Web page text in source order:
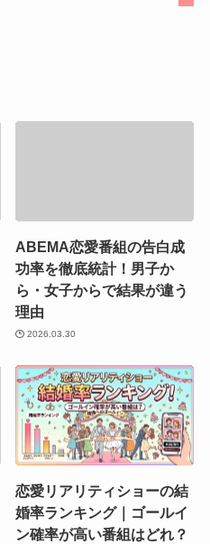
ABEMA恋愛番組の告白成
功率を徹底統計！男子か
ら・女子からで結果が違う
理由
2026.03.30
恋愛リアリティショーの結
婚率ランキング｜ゴールイ
ン確率が高い番組はどれ？